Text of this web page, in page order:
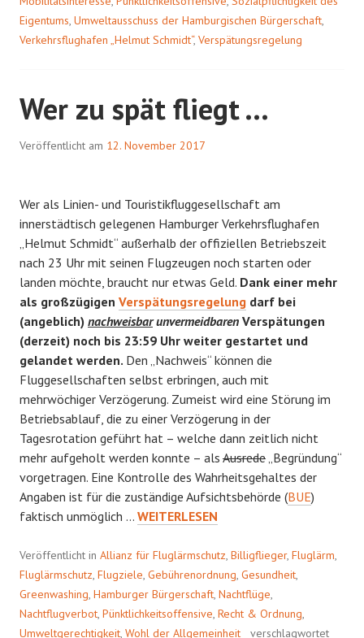
Eigentums, Umweltausschuss der Hamburgischen Bürgerschaft,
Verkehrsflughafen „Helmut Schmidt“, Verspätungsregelung
Wer zu spät fliegt …
Veröffentlicht am 12. November 2017
Wer als Linien- und Touristikfluggesellschaft am
innerstädtisch gelegenen Hamburger Verkehrsflughafen
„Helmut Schmidt“ außerhalb der offiziellen Betriebszeit
nach 23 Uhr mit seinen Flugzeugen noch starten oder
landen möchte, braucht nur etwas Geld. Dank einer mehr
als großzügigen Verspätungsregelung darf bei
(angeblich) nachweisbarunvermeidbaren Verspätungen
(derzeit) noch bis 23:59 Uhr weiter gestartet und
gelandet werden. Den „Nachweis“ können die
Fluggesellschaften selbst erbringen, auch mit
mehrwöchiger Verzögerung. Zumeist wird eine Störung im
Betriebsablauf, die zu einer Verzögerung in der
Tagesrotation geführt hat – welche dann zeitlich nicht
mehr aufgeholt werden konnte – als Ausrede„Begründung“
vorgetragen. Eine Kontrolle des Wahrheitsgehaltes der
Angaben ist für die zuständige Aufsichtsbehörde (BUE)
faktisch unmöglich … WER
SPÄT
FLIEGT
…
WEITERLESEN
Veröffentlicht in Allianz für Fluglärmschutz, Billigflieger, Fluglärm,
Fluglärmschutz, Flugziele, Gebührenordnung, Gesundheit,
Greenwashing, Hamburger Bürgerschaft, Nachtflüge,
Nachtflugverbot, Pünktlichkeitsoffensive, Recht & Ordnung,
Umweltgerechtigkeit, Wohl der Allgemeinheit
verschlagwortet